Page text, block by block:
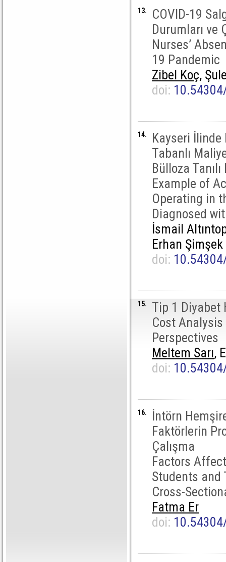
13.
COVID-19
Durumları ve
Nurses’
19 Pandemic
Zibel Koç,
doi:
14.
Kayseri
Tabanlı
Bülloza
Example of
Operating in
Diagnosed
İsmail
Erhan Şimşek
doi:
15.
Tip 1 Diyabet
Cost
Perspectives
Meltem Sarı,
doi:
16.
İntörn
Faktörlerin
Çalışma
Factors
Students and
Cross-
Fatma Er
doi: